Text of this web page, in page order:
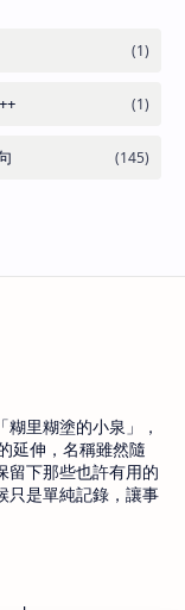
里糊塗的小泉」，
延伸，名稱雖然隨
留下那些也許有用的
只是單純記錄，讓事